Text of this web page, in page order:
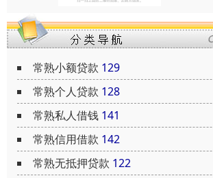
常熟小额贷款 129
常熟个人贷款 128
常熟私人借钱 141
常熟信用借款 142
常熟无抵押贷款 122